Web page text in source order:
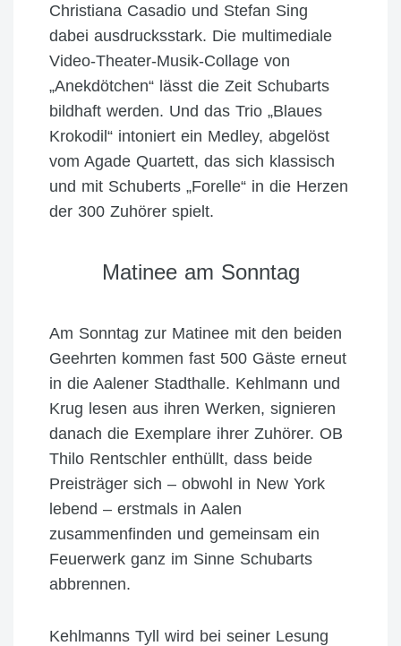
Christiana Casadio und Stefan Sing
dabei ausdrucksstark. Die multimediale
Video-Theater-Musik-Collage von
„Anekdötchen“ lässt die Zeit Schubarts
bildhaft werden. Und das Trio „Blaues
Krokodil“ intoniert ein Medley, abgelöst
vom Agade Quartett, das sich klassisch
und mit Schuberts „Forelle“ in die Herzen
der 300 Zuhörer spielt.
Matinee am Sonntag
Am Sonntag zur Matinee mit den beiden
Geehrten kommen fast 500 Gäste erneut
in die Aalener Stadthalle. Kehlmann und
Krug lesen aus ihren Werken, signieren
danach die Exemplare ihrer Zuhörer. OB
Thilo Rentschler enthüllt, dass beide
Preisträger sich – obwohl in New York
lebend – erstmals in Aalen
zusammenfinden und gemeinsam ein
Feuerwerk ganz im Sinne Schubarts
abbrennen.
Kehlmanns Tyll wird bei seiner Lesung